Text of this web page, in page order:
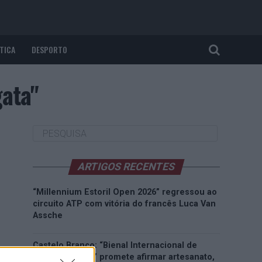
DESPORTO
ARTIGOS RECENTES
“Millennium Estoril Open 2026” regressou ao
circuito ATP com vitória do francês Luca Van
Assche
Castelo Branco: “Bienal Internacional de
Artes e Ofícios” promete afirmar artesanato,